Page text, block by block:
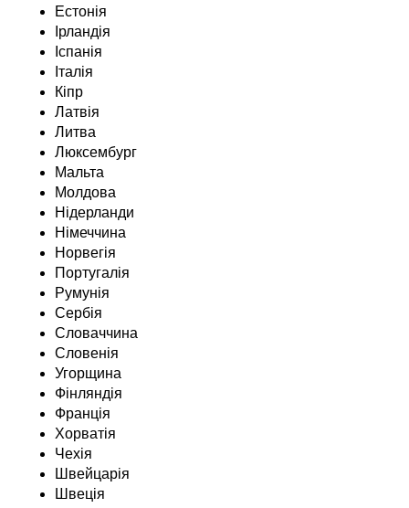
Естонія
Ірландія
Іспанія
Італія
Кіпр
Латвія
Литва
Люксембург
Мальта
Молдова
Нідерланди
Німеччина
Норвегія
Португалія
Румунія
Сербія
Словаччина
Словенія
Угорщина
Фінляндія
Франція
Хорватія
Чехія
Швейцарія
Швеція